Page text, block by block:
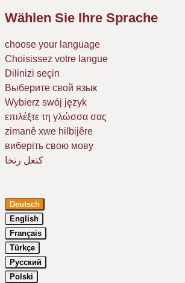
Wählen Sie Ihre Sprache
choose your language
Choisissez votre langue
Dilinizi seçin
Выберите свой язык
Wybierz swój język
επιλέξτε τη γλώσσα σας
zimanê xwe hilbijêre
виберіть свою мову
كتغل رتخا
Deutsch
English
Français
Türkçe
Русский
Polski
Um Ihr Erlebnis auf unserer Website zu
Cookies. Dazu benötigen wir Ihre Einwilligung.